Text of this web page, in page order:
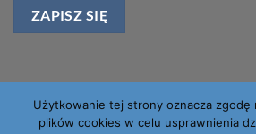
PayU Visa
Użytkowanie tej strony oznacza zgodę
plików cookies w celu usprawnienia